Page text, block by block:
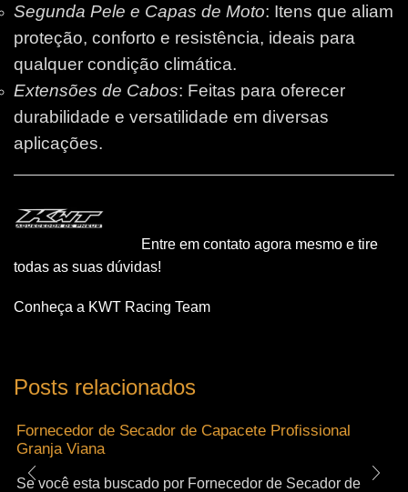
Segunda Pele e Capas de Moto: Itens que aliam
proteção, conforto e resistência, ideais para
qualquer condição climática.
Extensões de Cabos: Feitas para oferecer
durabilidade e versatilidade em diversas
aplicações.
Entre em contato agora mesmo e tire
todas as suas dúvidas!
Conheça a KWT Racing Team
Posts relacionados
Fornecedor de Secador de Capacete Profissional
Granja Viana
Se você esta buscado por Fornecedor de Secador de